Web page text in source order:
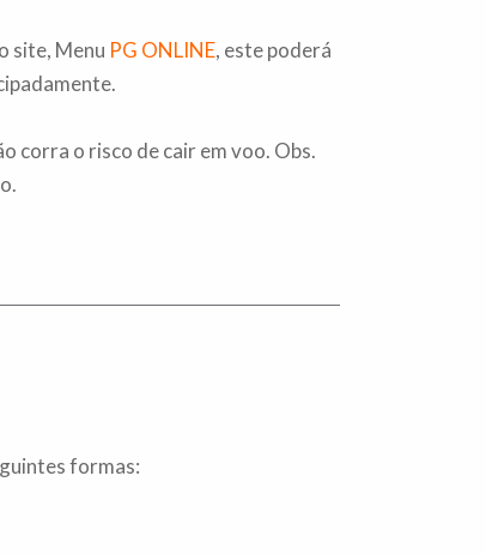
site, Menu PG ONLINE, este poderá
corra o risco de cair em voo. Obs.
formas: